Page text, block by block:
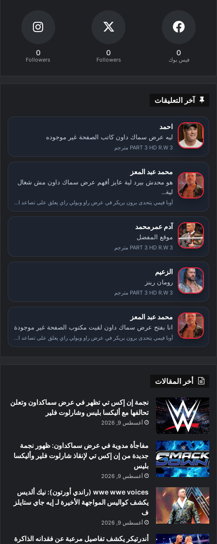
0
فيس بوك
0
Followers
0
Followers
آخر التعليقات
احمد
ليه عرض سماك داون كاتب الصفحة غير موجوده
PART 3 HD R.W 3 مترجم
محمد عبد المعز
هو محدش بيرد لية عايز أفهم عرض سماك داون مش شغال
لية...
أوبا فيمي يتحدى برون بريكر في عرض راو وبولي راي يعلق على تصاعد الأحداث بعد سمر سلام
آدم عمرمحمد
موقع المفضل
PART 3 HD R.W 3 مترجم
الزعيم
رومان رينز
PART 3 HD R.W 3 مترجم
محمد عبد المعز
انا بفتح عرض سماك داون لقيت مكتوب الصفحة غير موجودة
أوبا فيمي يتحدى برون بريكر في عرض راو وبولي راي يعلق على تصاعد الأحداث بعد سمر سلام
أخر المقالات
نجمة إن إكس تي تظهر في عرض سماكداون وتعلن
تحالفها مع أليكسا بليس وشارلوت فلير
أغسطس 9, 2026
مفاجأة مدوية في عرض سماكداون: ظهور نجمة
جديدة من إن إكس تي لإنقاذ شارلوت فلير وأليكسا
بليس
أغسطس 9, 2026
wwe wwe voices (راندي أورتون): نيك ألديس
يكشف كواليس المواجهة الأخيرة لـ إيه جاي ستايلز
ف
أغسطس 9, 2026
أندرتيكر يكشف تفاصيل مرعبة عن فقدانه الذاكرة